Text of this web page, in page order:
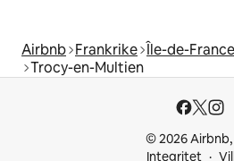
Airbnb Frankrike Île-de-France
Trocy-en-Multien
© 2026 Airbnb,
Integritet